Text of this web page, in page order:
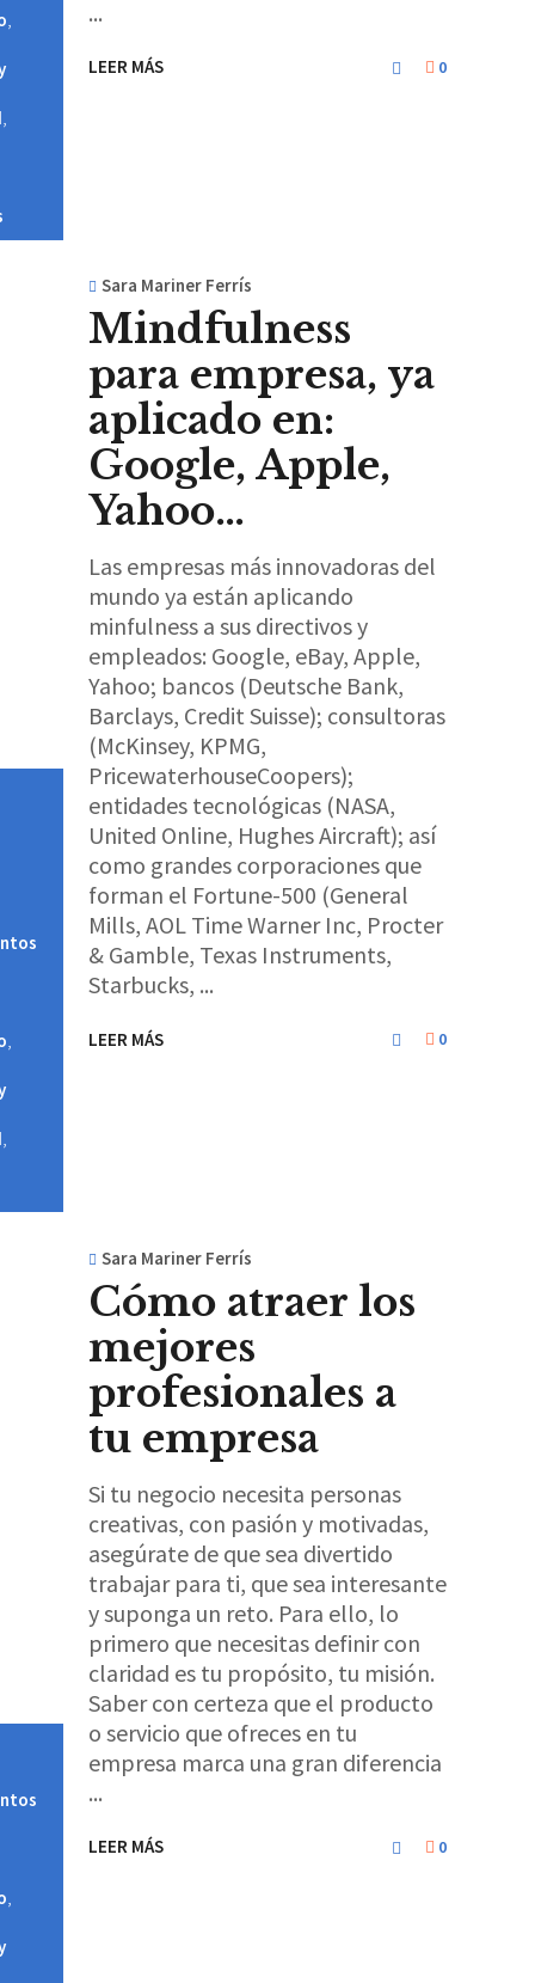
LEER MÁS 0
Sara Mariner Ferrís
Mindfulness
para empresa, ya
aplicado en:
Google, Apple,
Yahoo…
Las empresas más innovadoras del
mundo ya están aplicando
minfulness a sus directivos y
empleados: Google, eBay, Apple,
Yahoo; bancos (Deutsche Bank,
Barclays, Credit Suisse); consultoras
(McKinsey, KPMG,
PricewaterhouseCoopers);
entidades tecnológicas (NASA,
United Online, Hughes Aircraft); así
como grandes corporaciones que
forman el Fortune-500 (General
Mills, AOL Time Warner Inc, Procter
& Gamble, Texas Instruments,
Starbucks,
LEER MÁS 0
,
,
Sara Mariner Ferrís
Cómo atraer los
mejores
profesionales a
tu empresa
Si tu negocio necesita personas
creativas, con pasión y motivadas,
asegúrate de que sea divertido
trabajar para ti, que sea interesante
y suponga un reto. Para ello, lo
primero que necesitas definir con
claridad es tu propósito, tu misión.
Saber con certeza que el producto
o servicio que ofreces en tu
empresa marca una gran diferencia
LEER MÁS 0